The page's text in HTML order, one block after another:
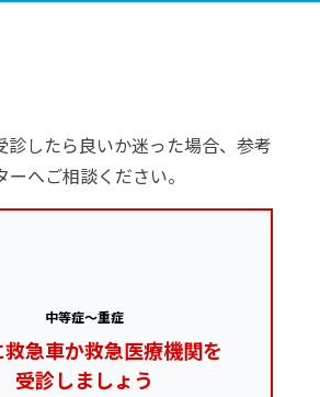
したら良いか迷った場合、参考
へご相談ください。
中等症～重症
急車か救急医療機関を
受診しましょう